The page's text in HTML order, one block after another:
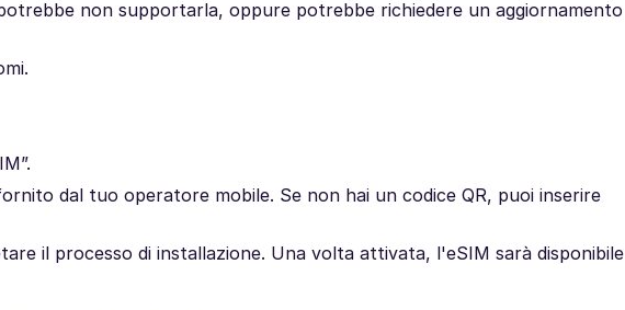
non supportarla, oppure potrebbe richiedere un aggiornamento
dal tuo operatore mobile. Se non hai un codice QR, puoi inserire
il processo di installazione. Una volta attivata, l'eSIM sarà disponibile